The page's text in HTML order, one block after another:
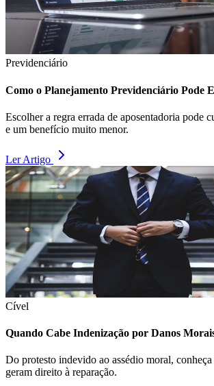
Previdenciário
Como o Planejamento Previdenciário Pode
Escolher a regra errada de aposentadoria pode
e um benefício muito menor.
Ler Artigo
Cível
Quando Cabe Indenização por Danos
Do protesto indevido ao assédio moral, conheça
geram direito à reparação.